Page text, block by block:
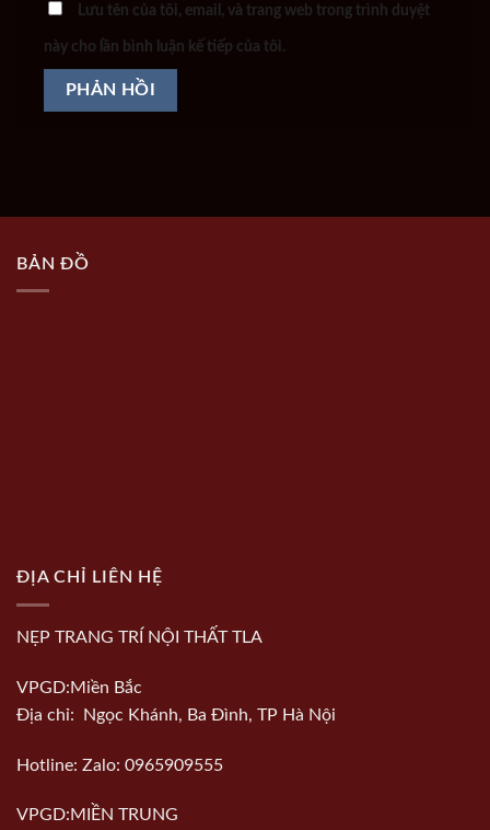
Lưu tên của tôi, email, và trang web trong trình duyệt
này cho lần bình luận kế tiếp của tôi.
BẢN ĐỒ
ĐỊA CHỈ LIÊN HỆ
NẸP TRANG TRÍ NỘI THẤT TLA
VPGD:Miền Bắc
Địa chỉ: Ngọc Khánh, Ba Đình, TP Hà Nội
Hotline: Zalo: 0965909555
VPGD:MIỀN TRUNG